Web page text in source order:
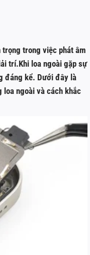
trọng trong việc phát âm
trí.Khi loa ngoài gặp sự
đáng kể. Dưới đây là
loa ngoài và cách khắc